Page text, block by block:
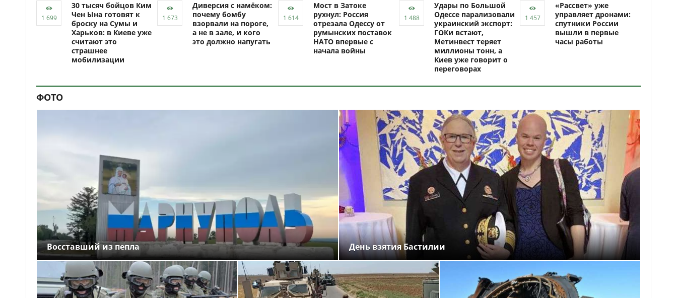
30 тысяч бойцов Ким
Чен Ына готовят к
броску на Сумы и
Харьков: в Киеве уже
считают это
страшнее
мобилизации
Диверсия с намёком:
почему бомбу
взорвали на пороге,
а не в зале, и кого
это должно напугать
Мост в Затоке
рухнул: Россия
отрезала Одессу от
румынских поставок
НАТО впервые с
начала войны
Удары по Большой
Одессе парализовали
украинский экспорт:
ГОКи встают,
Метинвест теряет
миллионы тонн, а
Киев уже говорит о
переговорах
«Рассвет» уже
управляет дронами:
спутники России
вышли в первые
часы работы
ФОТО
Восставший из пепла День взятия Бастилии